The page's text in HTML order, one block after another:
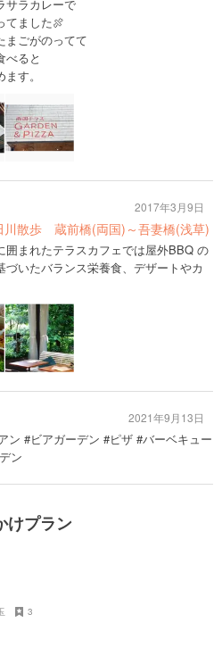
サラカレーで
てました🍖
まごがのってて
べると
す。
川散歩 蔵前橋(両国)～吾妻橋(浅草)
囲まれたテラスカフェでは屋外BBQ の
いたバランス栄養食、デザートやカ
2017年3月9日
ン #ビアガーデン #ピザ #バーベキュー
ン
2021年9月13日
けプラン
3